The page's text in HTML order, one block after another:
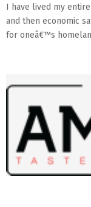
I have lived my
and then economic
for oneâ€™s